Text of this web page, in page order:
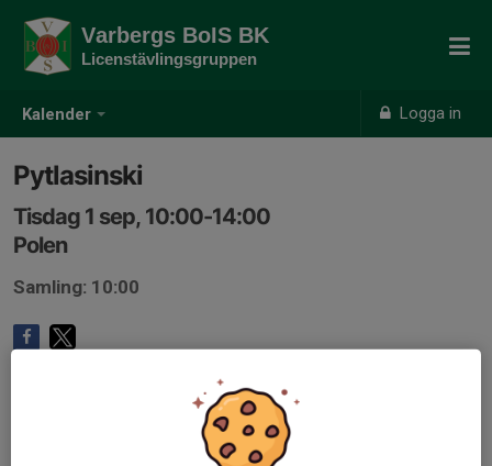
Kalender Logga in
Varbergs BoIS BK
Licenstävlingsgruppen
Pytlasinski
Tisdag 1 sep, 10:00-14:00
Polen
Samling: 10:00
Anmälan är öppen för gruppens medlemmar.